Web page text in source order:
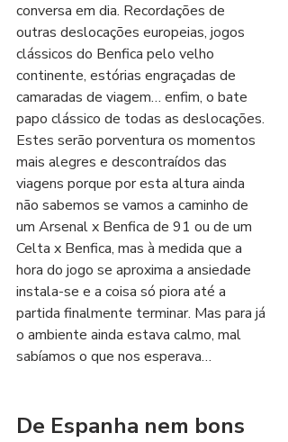
conversa em dia. Recordações de
outras deslocações europeias, jogos
clássicos do Benfica pelo velho
continente, estórias engraçadas de
camaradas de viagem… enfim, o bate
papo clássico de todas as deslocações.
Estes serão porventura os momentos
mais alegres e descontraídos das
viagens porque por esta altura ainda
não sabemos se vamos a caminho de
um Arsenal x Benfica de 91 ou de um
Celta x Benfica, mas à medida que a
hora do jogo se aproxima a ansiedade
instala-se e a coisa só piora até a
partida finalmente terminar. Mas para já
o ambiente ainda estava calmo, mal
sabíamos o que nos esperava…
De Espanha nem bons